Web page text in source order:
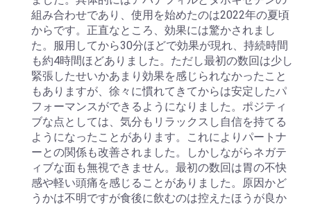
組み合わせであり、使用を始めたのは2022年の夏頃
からです。正直なところ、効果には驚かされまし
た。服用してから30分ほどで効果が現れ、持続時間
も約4時間ほどありました。ただし最初の数回は少し
緊張したせいかあまり効果を感じられなかったこと
もありますが、徐々に慣れてきてからは安定したパ
フォーマンスができるようになりました。ポジティ
ブな点としては、気分もリラックスし自信を持てる
ようになったことがあります。これによりパートナ
ーとの関係も改善されました。しかしながらネガテ
ィブな面も無視できません。最初の数回は胃の不快
感や軽い頭痛を感じることがありました。原因かど
うかは不明ですが食後に飲むのは控えたほうが良か